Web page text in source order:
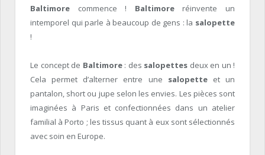
Baltimore commence ! Baltimoreréinvente un
intemporel qui parle à beaucoup de gens : la salopette
!
Le concept de Baltimore: des salopettes deux en un !
Cela permet d’alterner entre une salopetteet un
pantalon, short ou jupe selon les envies. Les pièces sont
imaginées à Paris et confectionnées dans un atelier
familial à Porto ; les tissus quant à eux sont sélectionnés
avec soin en Europe.